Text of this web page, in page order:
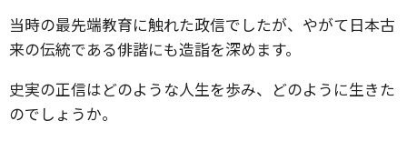
当時の最先端教育に触れた政信でしたが、やがて日本古
来の伝統である俳諧にも造詣を深めます。
史実の正信はどのような人生を歩み、どのように生きた
のでしょうか。